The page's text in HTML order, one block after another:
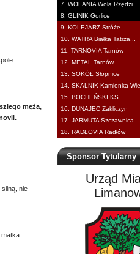
7. WOLANIA Wola Rzędzi...
8. GLINIK Gorlice
9. KOLEJARZ Stróże
10. WATRA Białka Tatrza...
11. TARNOVIA Tarnów
12. METAL Tarnów
13. SOKÓŁ Słopnice
14. SKALNIK Kamionka
15. BOCHEŃSKI KS
16. DUNAJEC Zakliczyn
17. JARMUTA Szczawnica
18. RADŁOVIA Radłów
Sponsor Tytularny
Urząd
męża,
nie